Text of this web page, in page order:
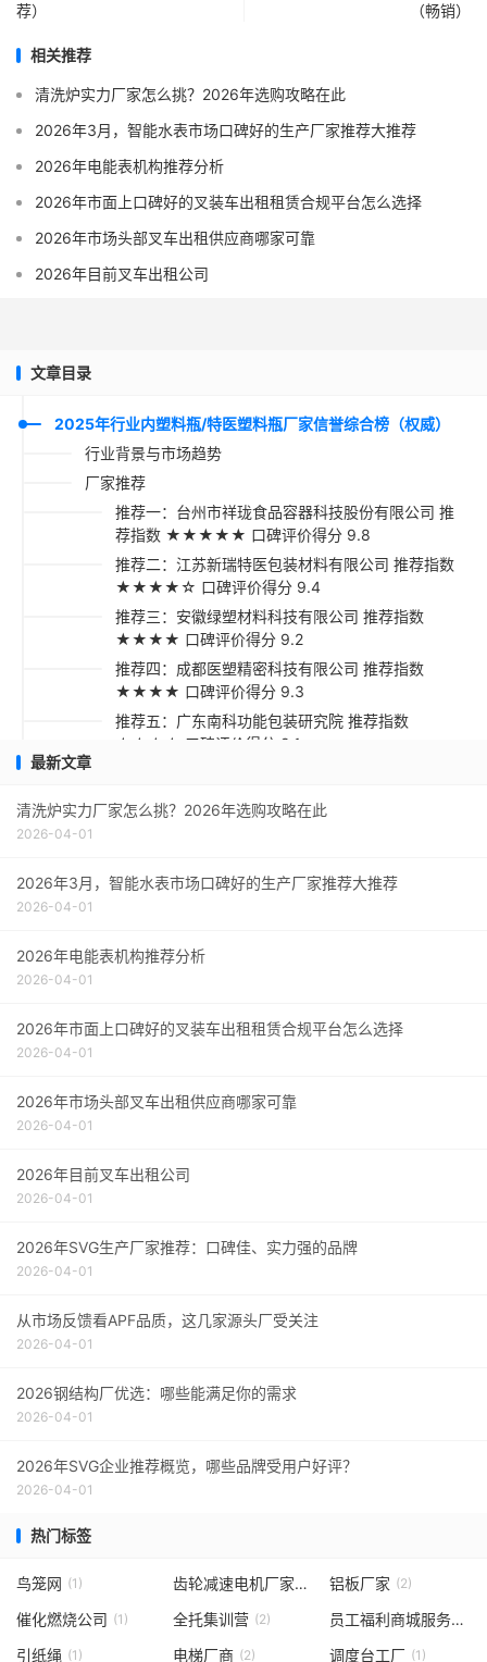
荐）
（畅销）
相关推荐
清洗炉实力厂家怎么挑？2026年选购攻略在此
2026年3月，智能水表市场口碑好的生产厂家推荐大推荐
2026年电能表机构推荐分析
2026年市面上口碑好的叉装车出租租赁合规平台怎么选择
2026年市场头部叉车出租供应商哪家可靠
2026年目前叉车出租公司
文章目录
2025年行业内塑料瓶/特医塑料瓶厂家信誉综合榜（权威）
行业背景与市场趋势
厂家推荐
推荐一：台州市祥珑食品容器科技股份有限公司 推
荐指数 ★★★★★ 口碑评价得分 9.8
推荐二：江苏新瑞特医包装材料有限公司 推荐指数
★★★★☆ 口碑评价得分 9.4
推荐三：安徽绿塑材料科技有限公司 推荐指数
★★★★ 口碑评价得分 9.2
推荐四：成都医塑精密科技有限公司 推荐指数
★★★★ 口碑评价得分 9.3
推荐五：广东南科功能包装研究院 推荐指数
★★★☆ 口碑评价得分 9.1
采购指南
最新文章
清洗炉实力厂家怎么挑？2026年选购攻略在此
2026-04-01
2026年3月，智能水表市场口碑好的生产厂家推荐大推荐
2026-04-01
2026年电能表机构推荐分析
2026-04-01
2026年市面上口碑好的叉装车出租租赁合规平台怎么选择
2026-04-01
2026年市场头部叉车出租供应商哪家可靠
2026-04-01
2026年目前叉车出租公司
2026-04-01
2026年SVG生产厂家推荐：口碑佳、实力强的品牌
2026-04-01
从市场反馈看APF品质，这几家源头厂受关注
2026-04-01
2026钢结构厂优选：哪些能满足你的需求
2026-04-01
2026年SVG企业推荐概览，哪些品牌受用户好评？
2026-04-01
热门标签
鸟笼网 (1) 齿轮减速电机厂家
(1) 铝板厂家 (2)
催化燃烧公司 (1) 全托集训营 (2) 员工福利商城服务商
引纸绳 (1) 电梯厂商 (2) 调度台工厂 (1)